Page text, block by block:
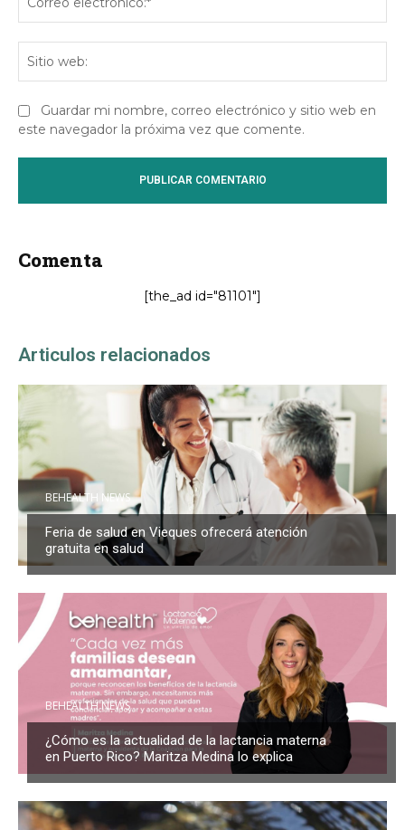
Guardar mi nombre, correo electrónico y sitio web en
este navegador la próxima vez que comente.
Comenta
[the_ad id="81101"]
Articulos relacionados
BEHEALTH NEWS
Feria de salud en Vieques ofrecerá atención
gratuita en salud
BEHEALTH NEWS
¿Cómo es la actualidad de la lactancia materna
en Puerto Rico? Maritza Medina lo explica